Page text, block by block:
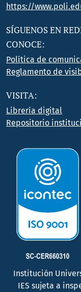
https://
SÍGUENOS EN
CONOCE:
Política de
Reglamento de
VISITA:
Librería digital
Repositorio
Institución
IES sujeta a